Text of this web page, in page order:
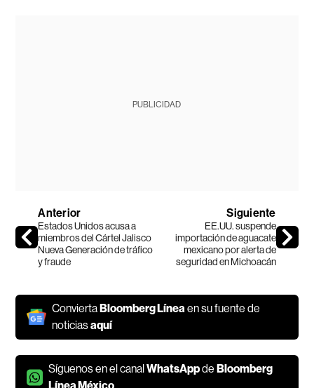
PUBLICIDAD
Anterior
Estados Unidos acusa a
miembros del Cártel Jalisco
Nueva Generación de tráfico
y fraude
Siguiente
EE.UU. suspende
importación de aguacate
mexicano por alerta de
seguridad en Michoacán
ConviertaBloomberg Línea en su fuente de
noticiasaquí
Síguenos en el canalWhatsAppdeBloomberg